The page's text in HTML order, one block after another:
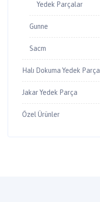
Yedek Parçalar
Gunne
Sacm
Halı Dokuma Yedek Parça
Jakar Yedek Parça
Özel Ürünler